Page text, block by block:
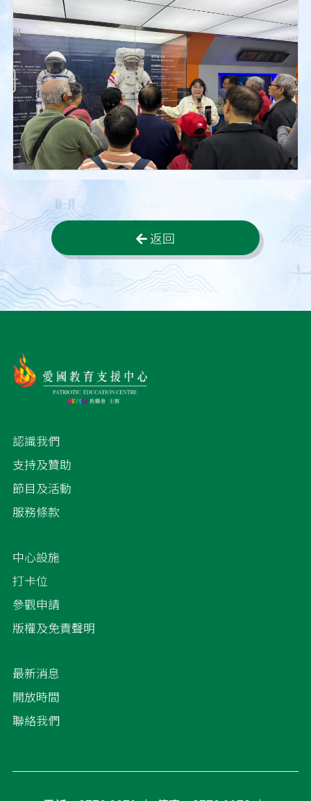
返回
認識我們
支持及贊助
節目及活動
服務條款
中心設施
打卡位
參觀申請
版權及免責聲明
最新消息
開放時間
聯絡我們